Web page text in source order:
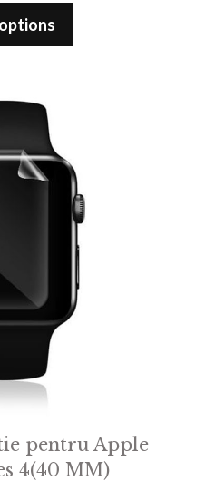
pentru Apple
4(40 MM)